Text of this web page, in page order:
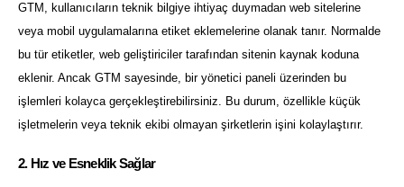
GTM, kullanıcıların teknik bilgiye ihtiyaç duymadan web sitelerine
veya mobil uygulamalarına etiket eklemelerine olanak tanır. Normalde
bu tür etiketler, web geliştiriciler tarafından sitenin kaynak koduna
eklenir. Ancak GTM sayesinde, bir yönetici paneli üzerinden bu
işlemleri kolayca gerçekleştirebilirsiniz. Bu durum, özellikle küçük
işletmelerin veya teknik ekibi olmayan şirketlerin işini kolaylaştırır.
2. Hız ve Esneklik Sağlar